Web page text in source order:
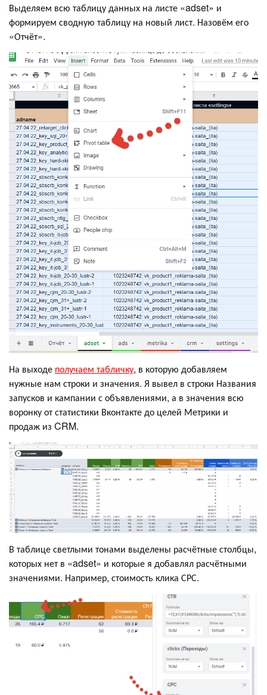
Выделяем всю таблицу данных на листе «adset» и
формируем сводную таблицу на новый лист. Назовём его
«Отчёт».
На выходе получаем табличку, в которую добавляем
нужные нам строки и значения. Я вывел в строки Названия
запусков и кампании с объявлениями, а в значения всю
воронку от статистики Вконтакте до целей Метрики и
продаж из CRM.
В таблице светлыми тонами выделены расчётные столбцы,
которых нет в «adset» и которые я добавлял расчётными
значениями. Например, стоимость клика СРС.